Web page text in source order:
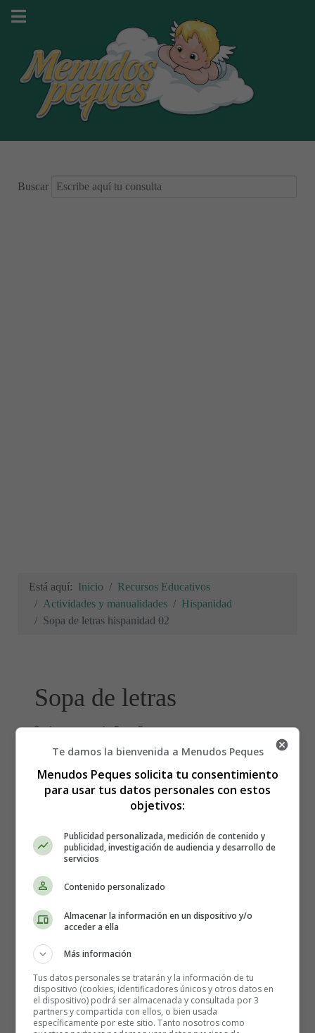
Buscar
Está aquí: Inicio
Recursos Educativos
Actividades y manualidades
Hispanidad
Sopa de letras hispanidad 02
Sopa de letras
hispanidad 02
Te damos la bienvenida a Menudos Peques
Menudos Peques solicita tu consentimiento
para usar tus datos personales con estos
objetivos:
Publicidad personalizada, medición de contenido y
publicidad, investigación de audiencia y desarrollo de
servicios
Contenido personalizado
Almacenar la información en un dispositivo y/o
acceder a ella
Más información
Tus datos personales se tratarán y la información de tu
dispositivo (cookies, identificadores únicos y otros datos en
el dispositivo) podrá ser almacenada y consultada por 3
partners y compartida con ellos, o bien usada
específicamente por este sitio. Tanto nosotros como